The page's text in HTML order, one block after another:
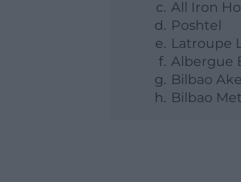
All Iron
Poshtel
Latroupe
Albergue
Bilbao
Bilbao